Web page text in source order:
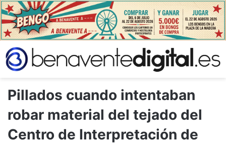
Pillados cuando intentaban
robar material del tejado del
Centro de Interpretación de